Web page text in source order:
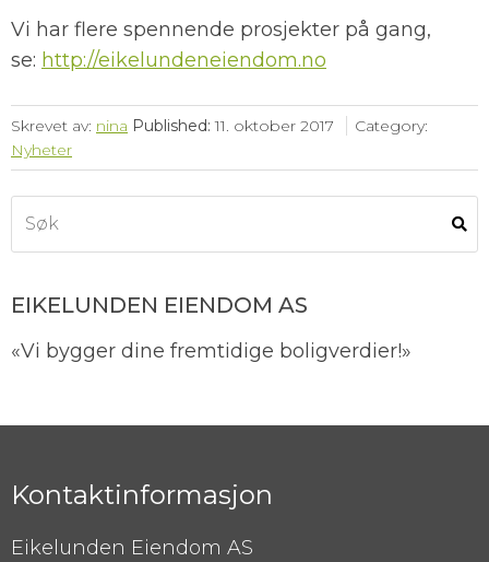
Vi har flere spennende prosjekter på gang,
se: http://eikelundeneiendom.no
Skrevet av: nina Published: 11. oktober 2017
Category:
Nyheter
EIKELUNDEN EIENDOM AS
«Vi bygger dine fremtidige boligverdier!»
Kontaktinformasjon
Eikelunden Eiendom AS